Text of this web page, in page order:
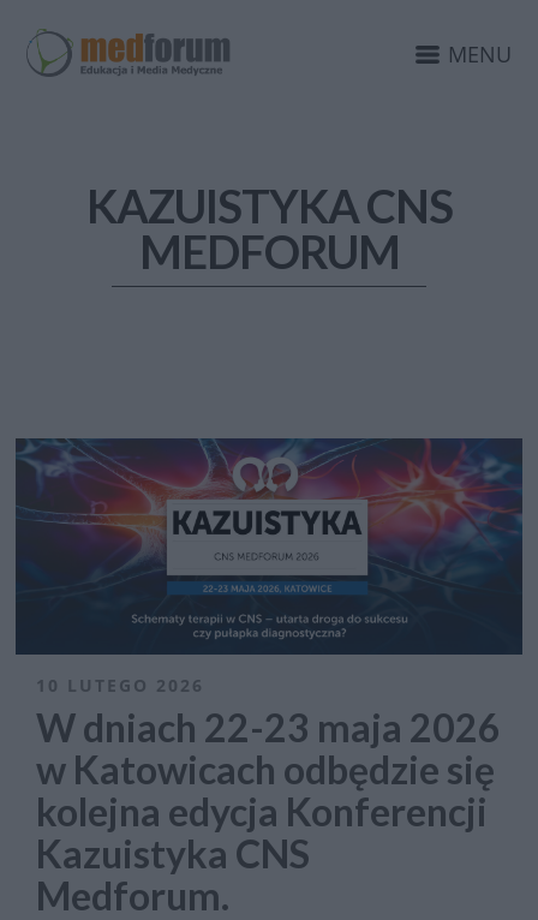
MENU
KAZUISTYKA CNS
MEDFORUM
10 LUTEGO 2026
W dniach 22-23 maja 2026
w Katowicach odbędzie się
kolejna edycja Konferencji
Kazuistyka CNS
Medforum.